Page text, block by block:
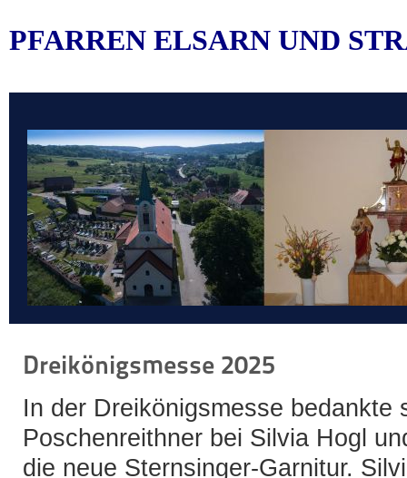
PFARREN ELSARN UND
Dreikönigsmesse 2025
In der Dreikönigsmesse bedankte
Poschenreithner bei Silvia Hogl
die neue Sternsinger-Garnitur.